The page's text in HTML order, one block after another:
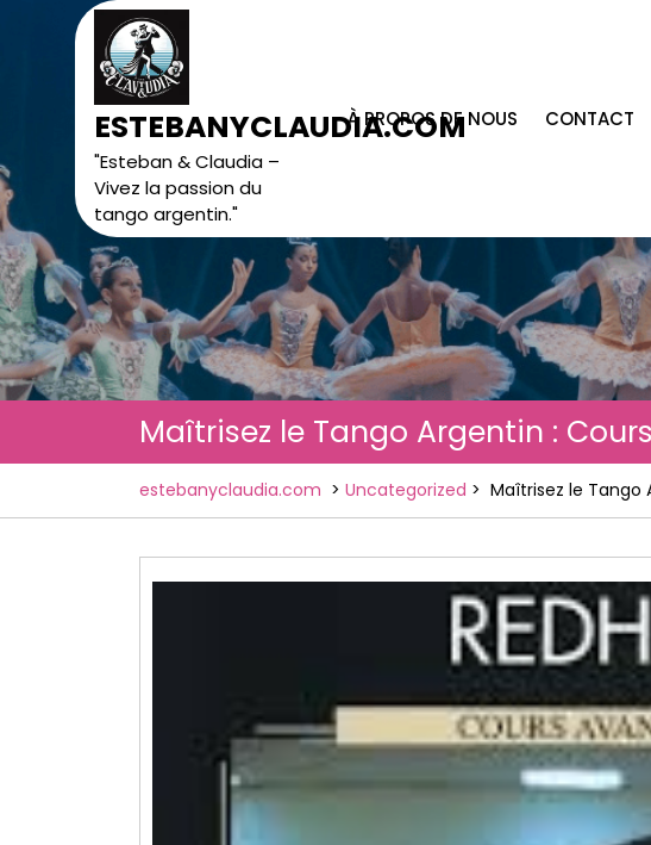
ESTEBANYCLAUDIA.COM
"Esteban & Claudia –
Vivez la passion du
tango argentin."
À PROPOS DE NOUS CONTACT
Maîtrisez le Tango Argentin :
estebanyclaudia.com > Uncategorized > Maîtrisez le Tango